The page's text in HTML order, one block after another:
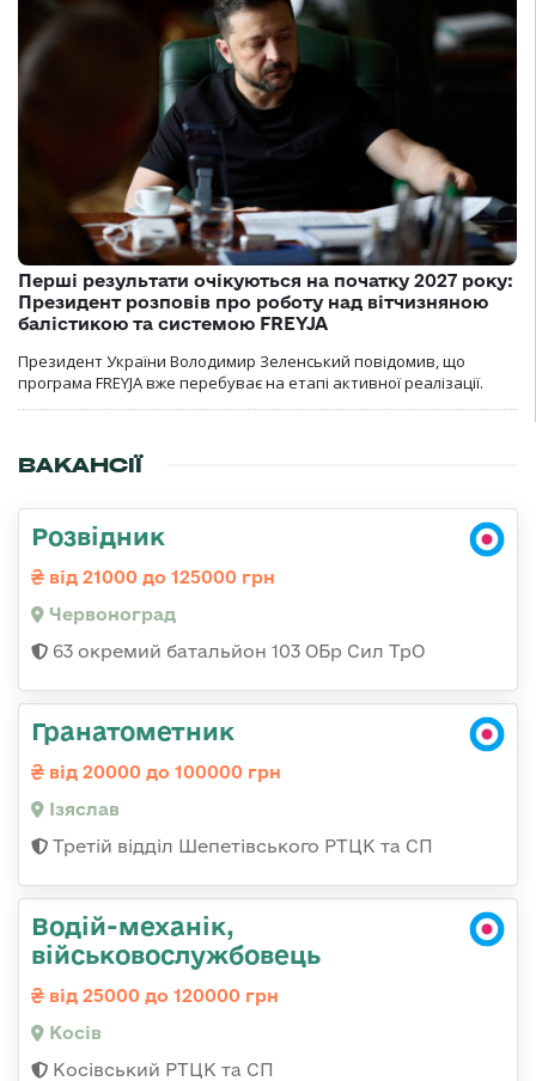
Перші результати очікуються на початку 2027 року:
Президент розповів про роботу над вітчизняною
балістикою та системою FREYJA
Президент України Володимир Зеленський повідомив, що
програма FREYJA вже перебуває на етапі активної реалізації.
ВАКАНСІЇ
Розвідник
від 21000 до 125000 грн
Червоноград
63 окремий батальйон 103 ОБр Сил ТрО
Гранатометник
від 20000 до 100000 грн
Ізяслав
Третій відділ Шепетівського РТЦК та СП
Водій-механік,
військовослужбовець
від 25000 до 120000 грн
Косів
Косівський РТЦК та СП